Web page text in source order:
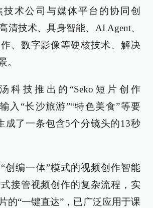
术公司与媒体平台的协同创
清技术、具身智能、AI Agent、
、数字影像等硬核技术、解决
。
科技推出的“Seko短片创作
入“长沙旅游”“特色美食”等要
成了一条包含5个分镜头的13秒
创编一体”模式的视频创作智能
接管视频创作的复杂流程，实
的“一键直达”，已广泛应用于课